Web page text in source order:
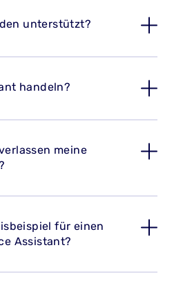
unterstützt?
handeln?
meine
für einen
Assistant?